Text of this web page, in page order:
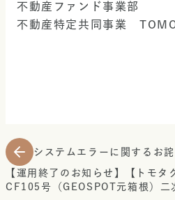
不動産ファンド事業部
不動産特定共同事業　
システムエラーに関するお
【運用終了のお知らせ】【トモタ
CF105号（GEOSPOT元箱根）二